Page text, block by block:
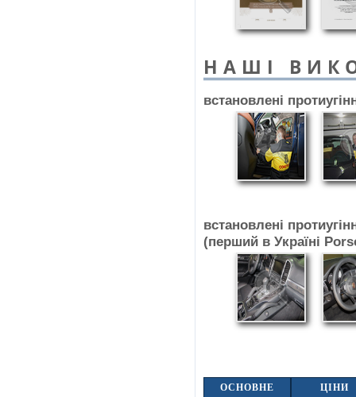
НАШІ
встановлені
встановлені
(перший в Україні
ОСНОВНЕ ЦІНИ